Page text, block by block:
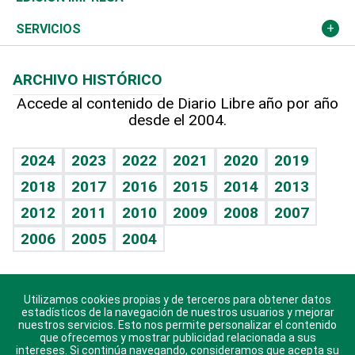
Resto del mundo
Economía personal
Podcast Arte Libre
Hablando con el pediatra
Vida y familia
Eñe
Celebrando la vida
Sin complejos
En pocas palabras
Escuchando al corazón
Economía Personal
Más deportes
Línea de hit
TBT Deportivo
Columnistas
Cambio climático
Opinión
Hecho en casa
Guía del dinero
SERVICIOS
Cumpleaños
Horóscopos
Crucigramas
ARCHIVO HISTÓRICO
Accede al contenido de Diario Libre año por año
desde el 2004.
2024 2023 2022 2021 2020
2019
2018
2017 2016 2015 2014
2013
2012
2011 2010 2009 2008
2007
2006
2005 2004
Descarga nuestras aplicaciones para Android, iOS y
sistema Huawei.
Utilizamos cookies propias y de terceros para obtener datos
estadísticos de la navegación de nuestros usuarios y mejorar
nuestros servicios. Esto nos permite personalizar el contenido
que ofrecemos y mostrar publicidad relacionada a sus
intereses. Si continúa navegando, consideramos que acepta su